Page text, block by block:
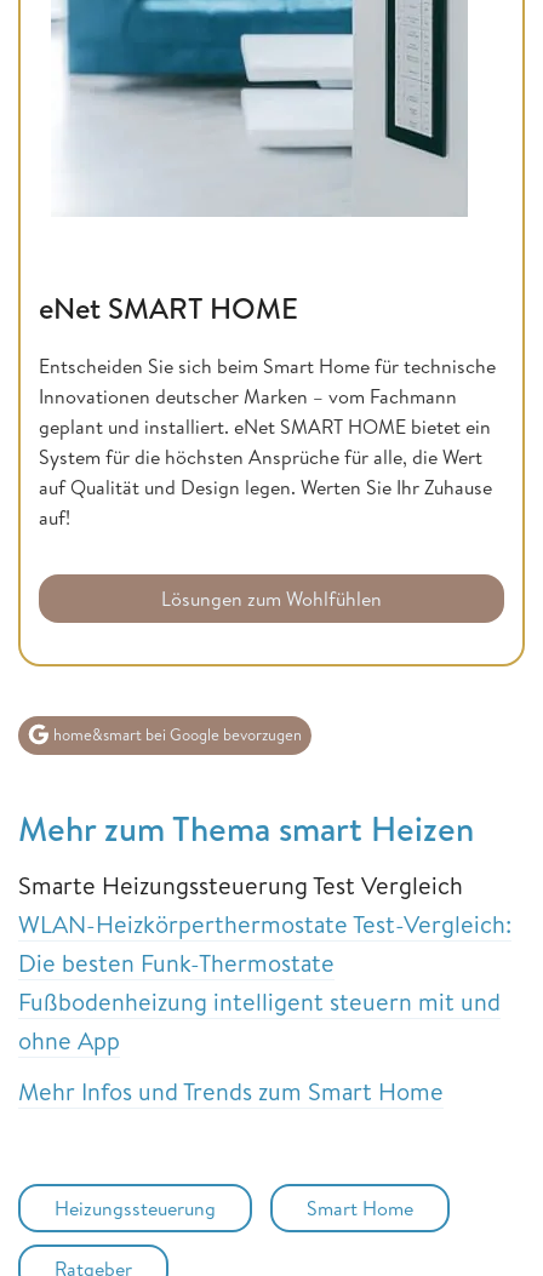
eNet SMART HOME
Entscheiden Sie sich beim Smart Home für technische
Innovationen deutscher Marken – vom Fachmann
geplant und installiert. eNet SMART HOME bietet ein
System für die höchsten Ansprüche für alle, die Wert
auf Qualität und Design legen. Werten Sie Ihr Zuhause
auf!
Lösungen zum Wohlfühlen
home&smart bei Google bevorzugen
Mehr zum Thema smart Heizen
Smarte Heizungssteuerung Test Vergleich
WLAN-Heizkörperthermostate Test-Vergleich:
Die besten Funk-Thermostate
Fußbodenheizung intelligent steuern mit und
ohne App
Mehr Infos und Trends zum Smart Home
Heizungssteuerung Smart Home
Ratgeber